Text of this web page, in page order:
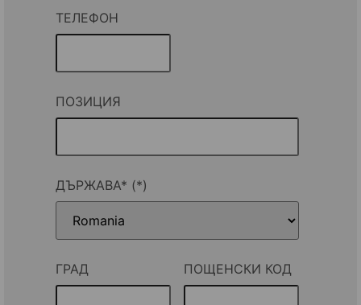
ТЕЛЕФОН
ПОЗИЦИЯ
ДЪРЖАВА*
ГРАД ПОЩЕНСКИ КОД